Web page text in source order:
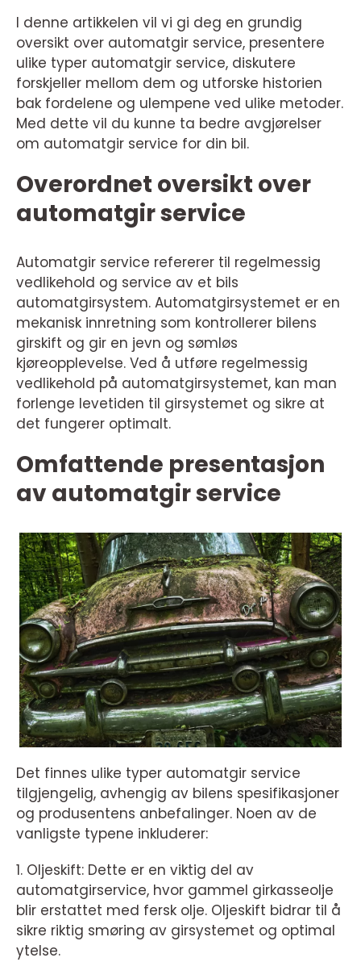
I denne artikkelen vil vi gi deg en grundig
oversikt over automatgir service, presentere
ulike typer automatgir service, diskutere
forskjeller mellom dem og utforske historien
bak fordelene og ulempene ved ulike metoder.
Med dette vil du kunne ta bedre avgjørelser
om automatgir service for din bil.
Overordnet oversikt over
automatgir service
Automatgir service refererer til regelmessig
vedlikehold og service av et bils
automatgirsystem. Automatgirsystemet er en
mekanisk innretning som kontrollerer bilens
girskift og gir en jevn og sømløs
kjøreopplevelse. Ved å utføre regelmessig
vedlikehold på automatgirsystemet, kan man
forlenge levetiden til girsystemet og sikre at
det fungerer optimalt.
Omfattende presentasjon
av automatgir service
Det finnes ulike typer automatgir service
tilgjengelig, avhengig av bilens spesifikasjoner
og produsentens anbefalinger. Noen av de
vanligste typene inkluderer:
1. Oljeskift: Dette er en viktig del av
automatgirservice, hvor gammel girkasseolje
blir erstattet med fersk olje. Oljeskift bidrar til å
sikre riktig smøring av girsystemet og optimal
ytelse.